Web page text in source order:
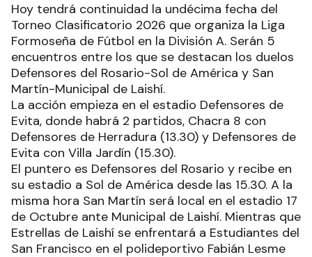
Hoy tendrá continuidad la undécima fecha del
Torneo Clasificatorio 2026 que organiza la Liga
Formoseña de Fútbol en la División A. Serán 5
encuentros entre los que se destacan los duelos
Defensores del Rosario-Sol de América y San
Martín-Municipal de Laishí.
La acción empieza en el estadio Defensores de
Evita, donde habrá 2 partidos, Chacra 8 con
Defensores de Herradura (13.30) y Defensores de
Evita con Villa Jardín (15.30).
El puntero es Defensores del Rosario y recibe en
su estadio a Sol de América desde las 15.30. A la
misma hora San Martín será local en el estadio 17
de Octubre ante Municipal de Laishí. Mientras que
Estrellas de Laishí se enfrentará a Estudiantes del
San Francisco en el polideportivo Fabián Lesme